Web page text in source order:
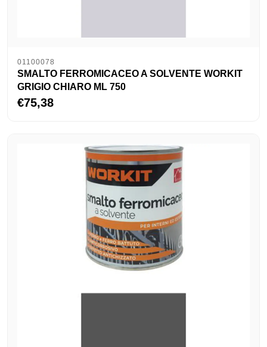
01100078
SMALTO FERROMICACEO A SOLVENTE WORKIT
GRIGIO CHIARO ML 750
€75,38